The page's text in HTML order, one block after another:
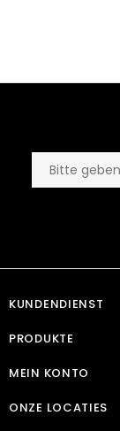
KUNDENDIENST
PRODUKTE
MEIN KONTO
ONZE LOCATIES